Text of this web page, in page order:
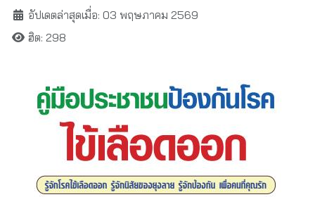
อัปเดตล่าสุดเมื่อ: 03 พฤษภาคม 2569
ฮิต: 298